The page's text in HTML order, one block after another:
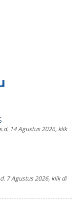
14 Agustus 2026, klik
7 Agustus 2026, klik di